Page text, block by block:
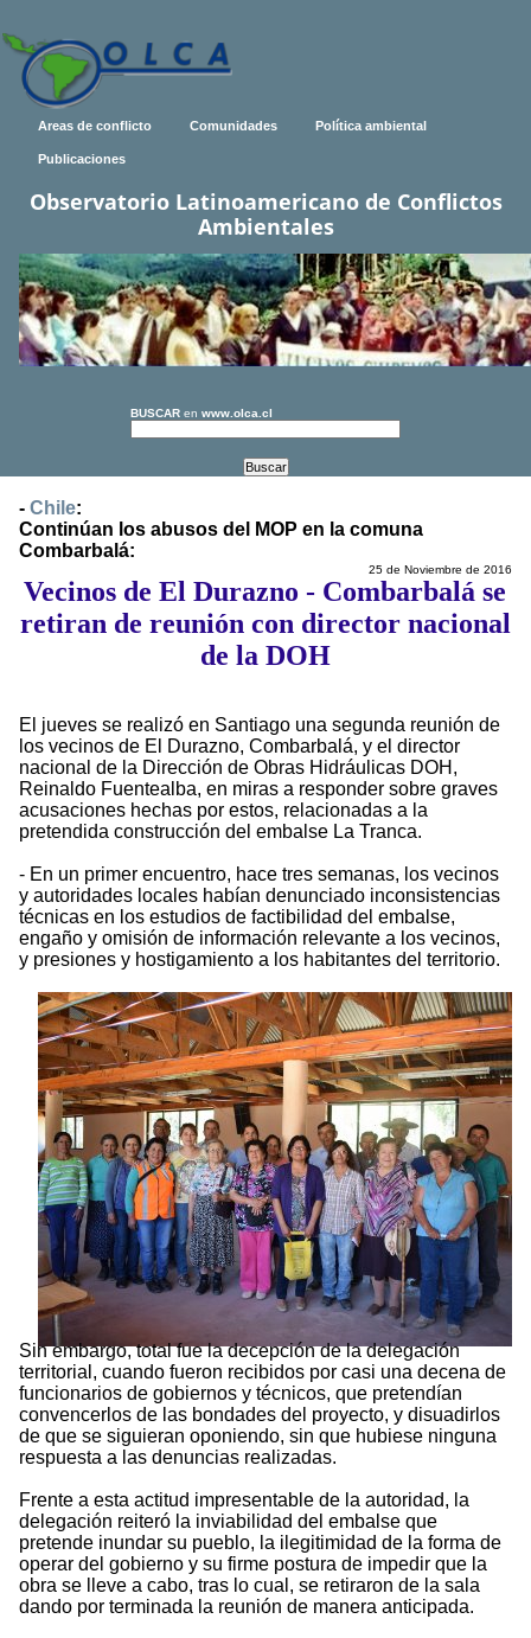
Areas de conflicto Comunidades Política ambiental
Publicaciones
Observatorio Latinoamericano de Conflictos
Ambientales
BUSCAR en www.olca.cl
- Chile:
Continúan los abusos del MOP en la comuna
Combarbalá:
25 de Noviembre de 2016
Vecinos de El Durazno - Combarbalá se
retiran de reunión con director nacional
de la DOH
El jueves se realizó en Santiago una segunda reunión de
los vecinos de El Durazno, Combarbalá, y el director
nacional de la Dirección de Obras Hidráulicas DOH,
Reinaldo Fuentealba, en miras a responder sobre graves
acusaciones hechas por estos, relacionadas a la
pretendida construcción del embalse La Tranca.
- En un primer encuentro, hace tres semanas, los vecinos
y autoridades locales habían denunciado inconsistencias
técnicas en los estudios de factibilidad del embalse,
engaño y omisión de información relevante a los vecinos,
y presiones y hostigamiento a los habitantes del territorio.
Sin embargo, total fue la decepción de la delegación
territorial, cuando fueron recibidos por casi una decena de
funcionarios de gobiernos y técnicos, que pretendían
convencerlos de las bondades del proyecto, y disuadirlos
de que se siguieran oponiendo, sin que hubiese ninguna
respuesta a las denuncias realizadas.
Frente a esta actitud impresentable de la autoridad, la
delegación reiteró la inviabilidad del embalse que
pretende inundar su pueblo, la ilegitimidad de la forma de
operar del gobierno y su firme postura de impedir que la
obra se lleve a cabo, tras lo cual, se retiraron de la sala
dando por terminada la reunión de manera anticipada.